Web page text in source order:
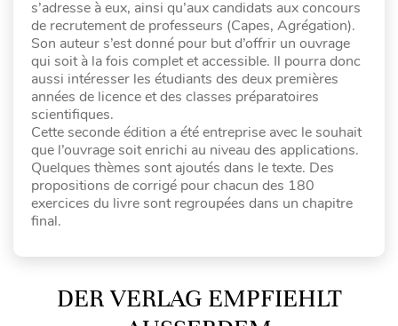
s’adresse à eux, ainsi qu’aux candidats aux concours
de recrutement de professeurs (Capes, Agrégation).
Son auteur s’est donné pour but d’offrir un ouvrage
qui soit à la fois complet et accessible. Il pourra donc
aussi intéresser les étudiants des deux premières
années de licence et des classes préparatoires
scientifiques.
Cette seconde édition a été entreprise avec le souhait
que l’ouvrage soit enrichi au niveau des applications.
Quelques thèmes sont ajoutés dans le texte. Des
propositions de corrigé pour chacun des 180
exercices du livre sont regroupées dans un chapitre
final.
DER VERLAG EMPFIEHLT